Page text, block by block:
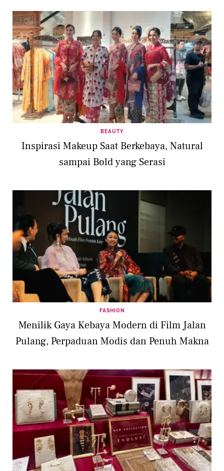
BEAUTY
Inspirasi Makeup Saat Berkebaya, Natural
sampai Bold yang Serasi
FASHION
Menilik Gaya Kebaya Modern di Film Jalan
Pulang, Perpaduan Modis dan Penuh Makna